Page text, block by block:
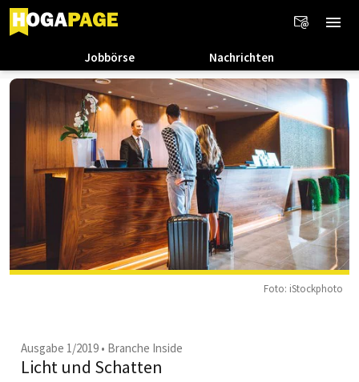
Jobbörse Nachrichten
Foto: iStockphoto
Ausgabe 1/2019 • Branche Inside
Licht und Schatten